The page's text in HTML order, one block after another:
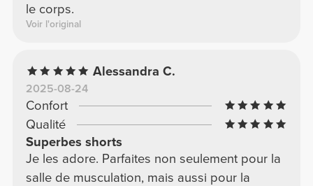
le corps.
Voir l'original
Alessandra C.
2025-08-24
Confort
Qualité
Superbes shorts
Je les adore. Parfaites non seulement pour la
salle de musculation, mais aussi pour la